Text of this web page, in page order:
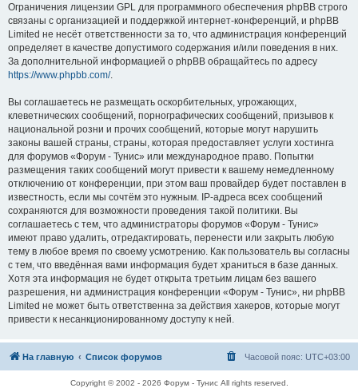
Ограничения лицензии GPL для программного обеспечения phpBB строго
связаны с организацией и поддержкой интернет-конференций, и phpBB
Limited не несёт ответственности за то, что администрация конференций
определяет в качестве допустимого содержания и/или поведения в них.
За дополнительной информацией о phpBB обращайтесь по адресу
https://www.phpbb.com/.
Вы соглашаетесь не размещать оскорбительных, угрожающих,
клеветнических сообщений, порнографических сообщений, призывов к
национальной розни и прочих сообщений, которые могут нарушить
законы вашей страны, страны, которая предоставляет услуги хостинга
для форумов «Форум - Тунис» или международное право. Попытки
размещения таких сообщений могут привести к вашему немедленному
отключению от конференции, при этом ваш провайдер будет поставлен в
известность, если мы сочтём это нужным. IP-адреса всех сообщений
сохраняются для возможности проведения такой политики. Вы
соглашаетесь с тем, что администраторы форумов «Форум - Тунис»
имеют право удалить, отредактировать, перенести или закрыть любую
тему в любое время по своему усмотрению. Как пользователь вы согласны
с тем, что введённая вами информация будет храниться в базе данных.
Хотя эта информация не будет открыта третьим лицам без вашего
разрешения, ни администрация конференции «Форум - Тунис», ни phpBB
Limited не может быть ответственна за действия хакеров, которые могут
привести к несанкционированному доступу к ней.
На главную Список форумов Часовой пояс: UTC+03:00
Copyright © 2002 - 2026 Форум - Тунис All rights reserved.